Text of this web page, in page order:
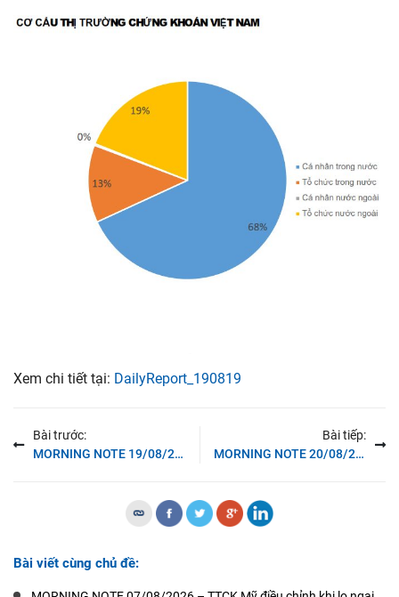
Xem chi tiết tại: DailyReport_190819
Bài trước:
MORNING NOTE 19/08/2019 – Nhóm cổ phiếu VN30 tiếp tục thu hút dòng tiền ngắn hạn – HCM
Bài tiếp:
MORNING NOTE 20/08/2019 – Nhóm cổ phiếu Smallcaps tiếp tục thu hút dòng tiền – BWE
Bài viết cùng chủ đề: